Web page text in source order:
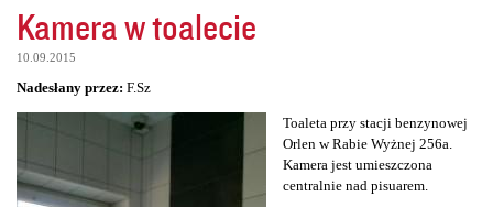
Kamera w toalecie
10.09.2015
Nadesłany przez: F.Sz
Toaleta przy stacji benzynowej
Orlen w Rabie Wyżnej 256a.
Kamera jest umieszczona
centralnie nad pisuarem.